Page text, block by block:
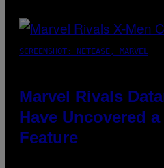
SCREENSHOT: NETEASE, MARVEL
Marvel Rivals
Have Uncovered
Feature